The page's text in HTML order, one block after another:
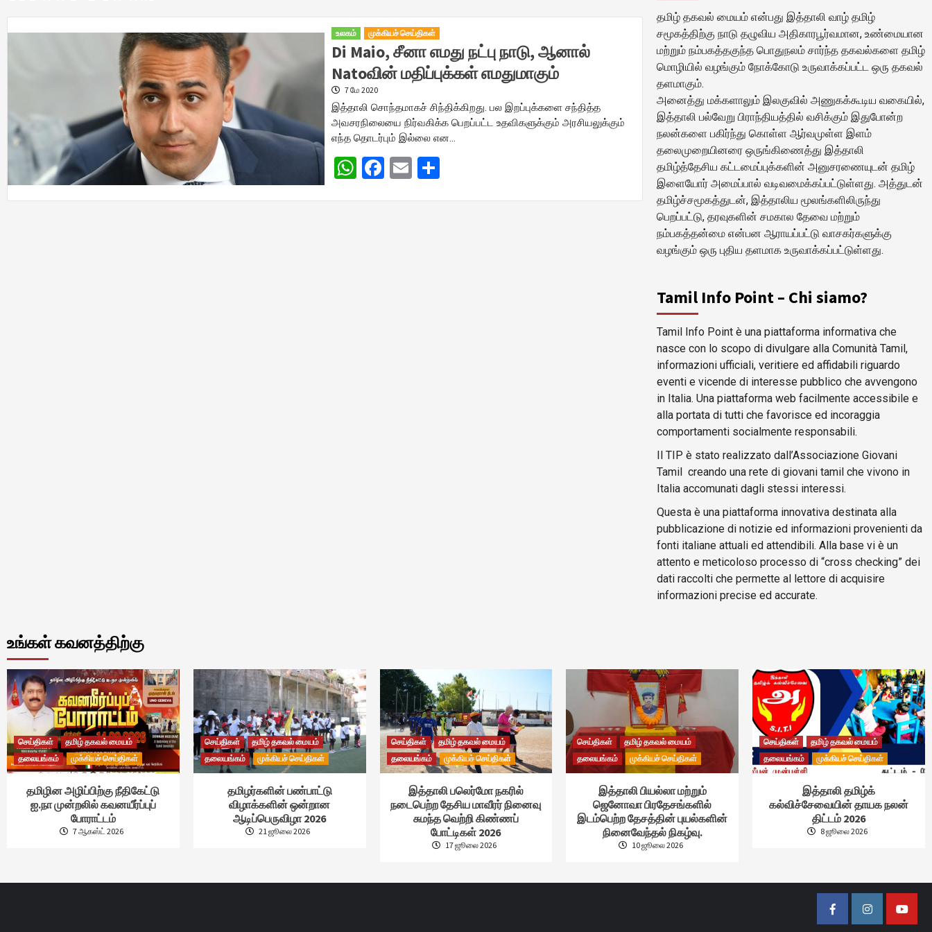
உலகம் முக்கியச் செய்திகள்
Di Maio, சீனா எமது நட்பு நாடு, ஆனால்
Natoவின் மதிப்புக்கள் எமதுமாகும்
7 மே 2020
இத்தாலி சொந்தமாகச் சிந்திக்கிறது. பல இறப்புக்களை சந்தித்த
அவசரநிலையை நிர்வகிக்க பெறப்பட்ட உதவிகளுக்கும் அரசியலுக்கும்
எந்த தொடர்பும் இல்லை என…
WhatsApp
Facebook
Email
தமிழ் தகவல் மையம் என்பது இத்தாலி வாழ் தமிழ்
சமூகத்திற்கு நாடு தழுவிய அதிகாரபூர்வமான, உண்மையான
மற்றும் நம்பகத்தகுந்த பொதுநலம் சார்ந்த தகவல்களை தமிழ்
மொழியில் வழங்கும் நோக்கோடு உருவாக்கப்பட்ட ஒரு தகவல்
தளமாகும்.
அனைத்து மக்களாலும் இலகுவில் அணுகக்கூடிய வகையில்,
இத்தாலி பல்வேறு பிராந்தியத்தில் வசிக்கும் இதுபோன்ற
நலன்களை பகிர்ந்து கொள்ள ஆர்வமுள்ள இளம்
தலைமுறையினரை ஒருங்கிணைத்து இத்தாலி
தமிழ்த்தேசிய கட்டமைப்புக்களின் அனுசரணையுடன் தமிழ்
இளையோர் அமைப்பால் வடிவமைக்கப்பட்டுள்ளது. அத்துடன்
தமிழ்ச்சமூகத்துடன், இத்தாலிய மூலங்களிலிருந்து
பெறப்பட்டு, தரவுகளின் சமகால தேவை மற்றும்
நம்பகத்தன்மை என்பன ஆராயப்பட்டு வாசகர்களுக்கு
வழங்கும் ஒரு புதிய தளமாக உருவாக்கப்பட்டுள்ளது.
Tamil Info Point – Chi siamo?
Tamil Info Point è una piattaforma informativa che
nasce con lo scopo di divulgare alla Comunità Tamil,
informazioni ufficiali, veritiere ed affidabili riguardo
eventi e vicende di interesse pubblico che avvengono
in Italia. Una piattaforma web facilmente accessibile e
alla portata di tutti che favorisce ed incoraggia
comportamenti socialmente responsabili.
Il TIP è stato realizzato dall’Associazione Giovani
Tamil creando una rete di giovani tamil che vivono in
Italia accomunati dagli stessi interessi.
Questa è una piattaforma innovativa destinata alla
pubblicazione di notizie ed informazioni provenienti da
fonti italiane attuali ed attendibili. Alla base vi è un
attento e meticoloso processo di “cross checking” dei
dati raccolti che permette al lettore di acquisire
informazioni precise ed accurate.
உங்கள் கவனத்திற்கு
செய்திகள்
தமிழ் தகவல் மையம்
தலையங்கம்
முக்கியச் செய்திகள்
தமிழின அழிப்பிற்கு நீதிகேட்டு
ஐ.நா முன்றலில் கவனயீர்ப்புப்
போராட்டம்
7 ஆகஸ்ட் 2026
செய்திகள்
தமிழ் தகவல் மையம்
தலையங்கம்
முக்கியச் செய்திகள்
தமிழர்களின் பண்பாட்டு
விழாக்களின் ஒன்றான
ஆடிப்பெருவிழா 2026
21 ஜூலை 2026
செய்திகள்
தமிழ் தகவல் மையம்
தலையங்கம்
முக்கியச் செய்திகள்
இத்தாலி பலெர்மோ நகரில்
நடைபெற்ற தேசிய மாவீரர் நினைவு
சுமந்த வெற்றி கிண்ணப்
போட்டிகள் 2026
17 ஜூலை 2026
செய்திகள்
தமிழ் தகவல் மையம்
தலையங்கம்
முக்கியச் செய்திகள்
இத்தாலி பியல்லா மற்றும்
ஜெனோவா பிரதேசங்களில்
இடம்பெற்ற தேசத்தின் புயல்களின்
நினைவேந்தல் நிகழ்வு.
10 ஜூலை 2026
செய்திகள்
தமிழ் தகவல் மையம்
தலையங்கம்
முக்கியச் செய்திகள்
இத்தாலி தமிழ்க்
கல்விச்சேவையின் தாயக நலன்
திட்டம் 2026
8 ஜூலை 2026
FacebookInstagram